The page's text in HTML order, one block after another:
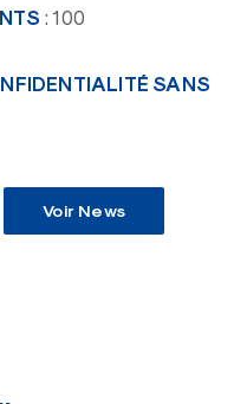
:100
SANS
Voir News